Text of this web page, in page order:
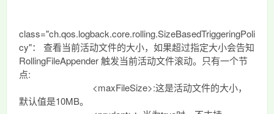
class="ch.qos.logback.core.rolling.SizeBasedTriggeringPoli
cy"： 查看当前活动文件的大小，如果超过指定大小会告知
RollingFileAppender 触发当前活动文件滚动。只有一个节
点:
<maxFileSize>:这是活动文件的大小，
默认值是10MB。